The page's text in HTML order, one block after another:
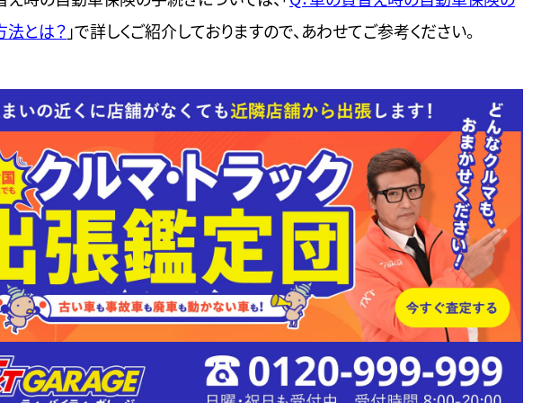
法とは？ 」で詳しくご紹介しておりますので、あわせてご参考ください。